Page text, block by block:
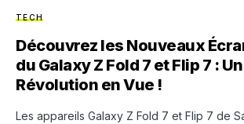
TECH
Découvrez les Nouveaux
du Galaxy Z Fold 7 et Flip 7 :
Révolution en Vue !
Les appareils Galaxy Z Fold 7 et Flip 7 de